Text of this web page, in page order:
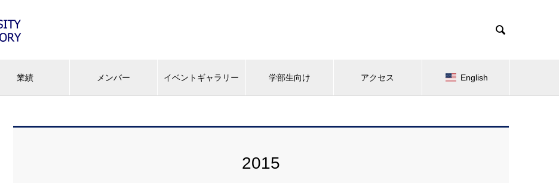

業績 メンバー イベントギャラリー 学部生向け アクセス English
2015